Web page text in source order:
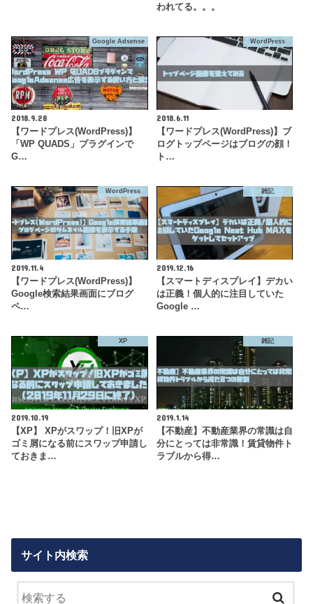
われてる。。。
Google Adsense
2018.9.28
【ワードプレス(WordPress)】
「WP QUADS」プラグインで
G…
WordPress
2018.6.11
【ワードプレス(WordPress)】ブ
ログトップページはブログの顔！
ト…
WordPress
2019.11.4
【ワードプレス(WordPress)】
Google検索結果画面にブログ
ペ…
雑記
2019.12.16
【スマートディスプレイ】デカい
は正義！個人的に注目していた
Google …
XP
2019.10.19
【XP】 XPがスワップ！旧XPが
ゴミ屑になる前にスワップ申請し
ておきま…
雑記
2019.1.14
【不動産】不動産業界の常識は自
分にとっては非常識！賃貸物件ト
ラブルから得…
サイト内検索